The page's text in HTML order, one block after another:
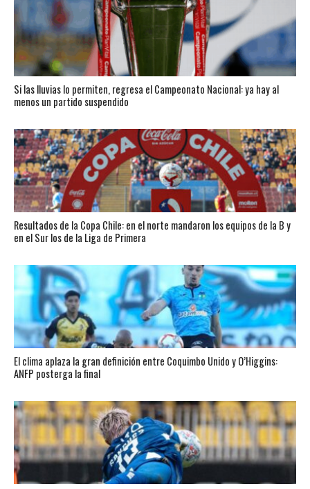
Si las lluvias lo permiten, regresa el Campeonato Nacional: ya hay al
menos un partido suspendido
Resultados de la Copa Chile: en el norte mandaron los equipos de la B y
en el Sur los de la Liga de Primera
El clima aplaza la gran definición entre Coquimbo Unido y O’Higgins:
ANFP posterga la final